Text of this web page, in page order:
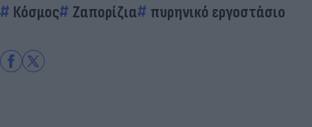
Κόσμος Ζαπορίζια πυρηνικό εργοστάσιο